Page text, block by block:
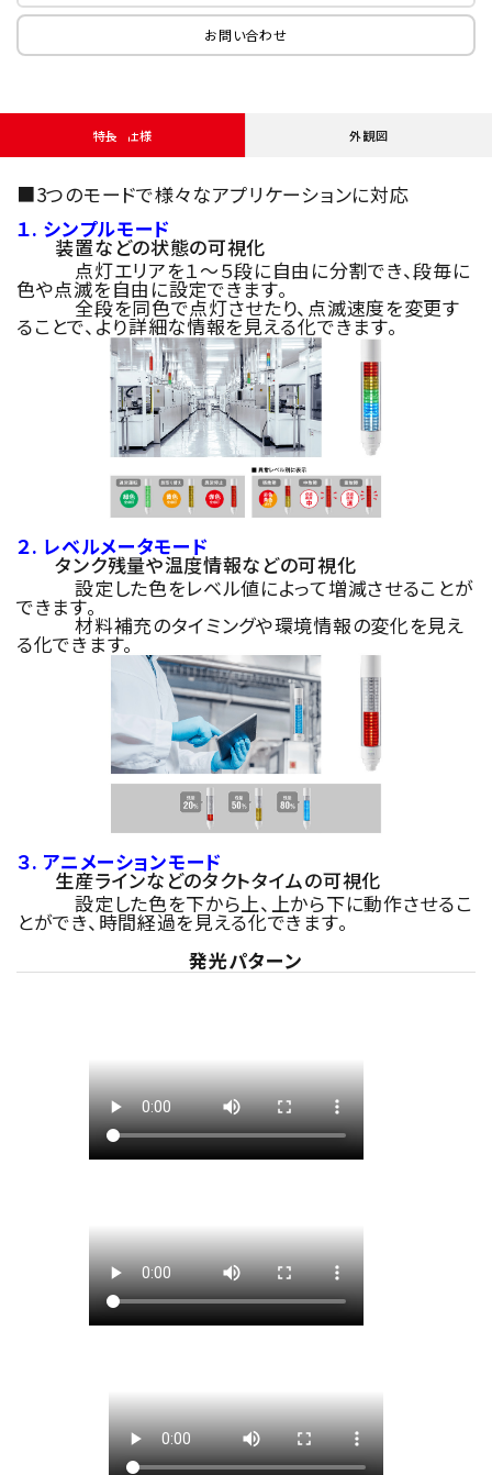
お問い合わせ
特長・仕様 外観図
■3つのモードで様々なアプリケーションに対応
１. シンプルモード
装置などの状態の可視化
点灯エリアを１～５段に自由に分割でき、段毎に
色や点滅を自由に設定できます。
全段を同色で点灯させたり、点滅速度を変更す
ることで、より詳細な情報を見える化できます。
２. レベルメータモード
タンク残量や温度情報などの可視化
設定した色をレベル値によって増減させることが
できます。
材料補充のタイミングや環境情報の変化を見え
る化できます。
３. アニメーションモード
生産ラインなどのタクトタイムの可視化
設定した色を下から上、上から下に動作させるこ
とができ、時間経過を見える化できます。
発光パターン